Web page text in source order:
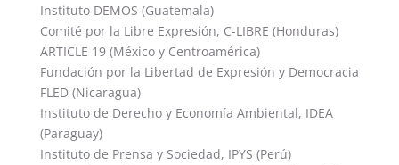
Instituto DEMOS (Guatemala)
Comité por la Libre Expresión, C-LIBRE (Honduras)
ARTICLE 19 (México y Centroamérica)
Fundación por la Libertad de Expresión y Democracia
FLED (Nicaragua)
Instituto de Derecho y Economía Ambiental, IDEA
(Paraguay)
Instituto de Prensa y Sociedad, IPYS (Perú)